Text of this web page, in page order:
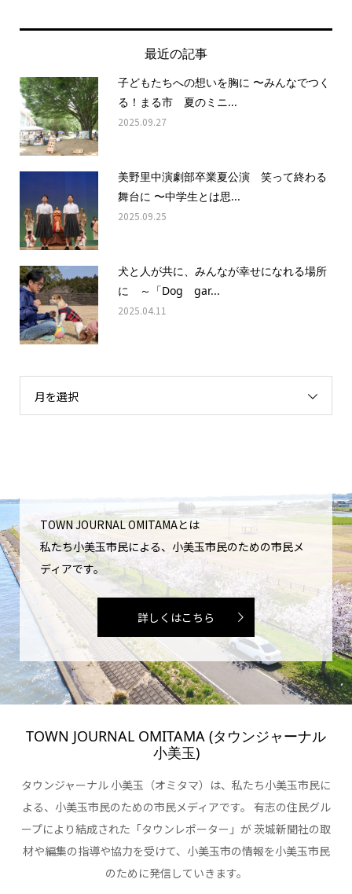
最近の記事
子どもたちへの想いを胸に 〜みんなでつく
る！まる市 夏のミニ...
2025.09.27
美野里中演劇部卒業夏公演 笑って終わる
舞台に 〜中学生とは思...
2025.09.25
犬と人が共に、みんなが幸せになれる場所
に ～「Dog gar...
2025.04.11
月を選択
TOWN JOURNAL OMITAMAとは
私たち小美玉市民による、小美玉市民のための市民メ
ディアです。
詳しくはこちら
TOWN JOURNAL OMITAMA (タウンジャーナル
小美玉)
タウンジャーナル 小美玉（オミタマ）は、私たち小美玉市民に
よる、小美玉市民のための市民メディアです。 有志の住民グル
ープにより結成された「タウンレポーター」が 茨城新聞社の取
材や編集の指導や協力を受けて、小美玉市の情報を小美玉市民
のために発信していきます。